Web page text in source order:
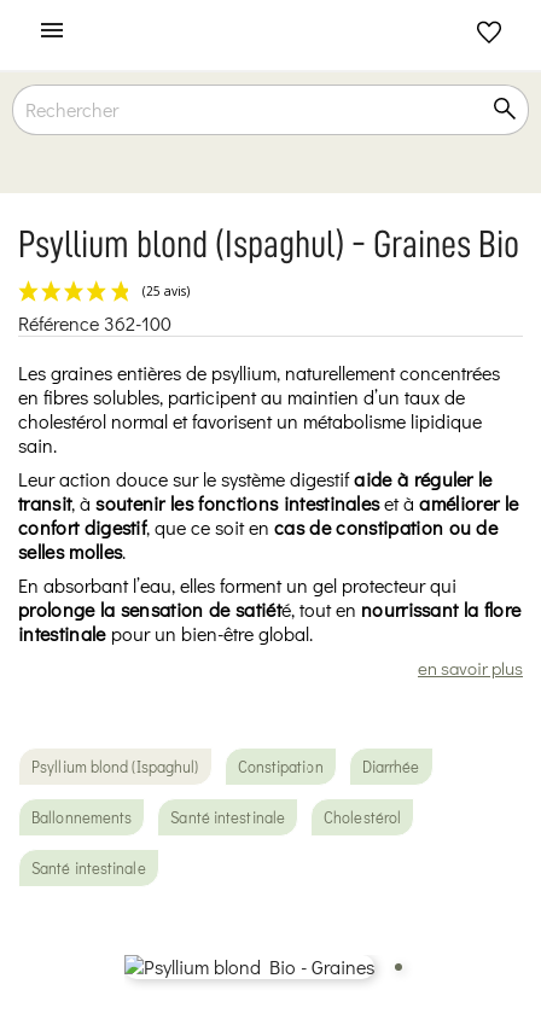

Psyllium blond (Ispaghul) - Graines Bio
(25 avis)
Référence 362-100
Les graines entières de psyllium, naturellement concentrées
en fibres solubles, participent au maintien d’un taux de
cholestérol normal et favorisent un métabolisme lipidique
sain.
Leur action douce sur le système digestifaide à réguler le
transit, àsoutenir les fonctions intestinaleset àaméliorer le
confort digestif, que ce soit encas de constipation ou de
selles molles.
En absorbant l’eau, elles forment un gel protecteur qui
prolonge la sensation de satiété, tout en nourrissant la flore
intestinalepour un bien-être global.
en savoir plus
Psyllium blond (Ispaghul) Constipation Diarrhée
Ballonnements Santé intestinale Cholestérol
Santé intestinale